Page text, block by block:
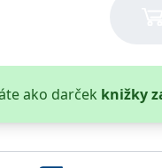
ako darček knižky
možné podávat platné zprávy
k udržování proměnných
příkladem je udržování